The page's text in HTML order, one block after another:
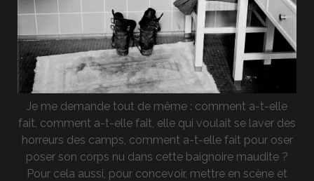
Je me demande tout de même : comment a-t-elle
fait, comment a-t-elle fait, elle qui voulait se laver des
horreurs des camps, comment a-t-elle fait pour oser
poser son corps nu dans cette baignoire maudite ?
Pour cela aussi, pour concevoir, mettre en scène et